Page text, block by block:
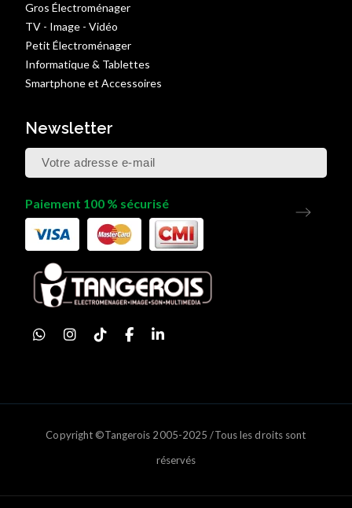
Gros Électroménager
TV - Image - Vidéo
Petit Électroménager
Informatique & Tablettes
Smartphone et Accessoires
Newsletter
Paiement 100 % sécurisé
Copyright ©Tangerois 2005-2025 /Tous les droits sont
réservés